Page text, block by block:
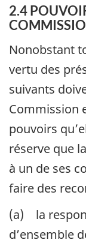
2.4
Nonobstant
vertu des
suivants
Commission
pouvoirs
réserve que
à un de ses
faire des
(a) la
d’ensemble